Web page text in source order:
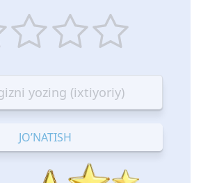
stars
—
OK
stars
—
Good
stars
—
Excellent